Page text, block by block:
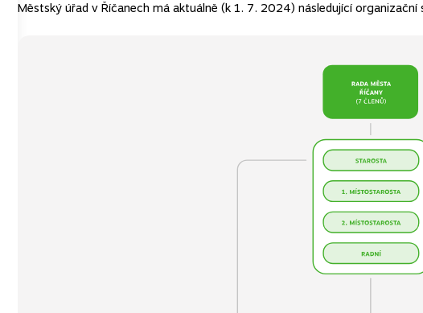
Městský úřad v Říčanech má aktuálně (k 1. 7. 2024) následující organizační
TOGGLE